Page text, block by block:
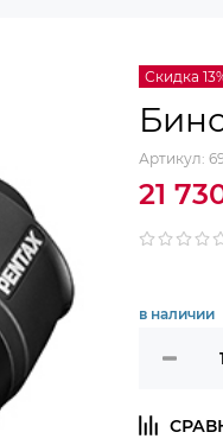
Скидка
Артикул:
21
в наличии